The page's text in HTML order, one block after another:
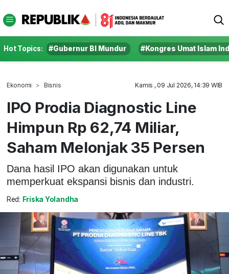
Hot Topics: #Gubernur BI Mundur #Kongres Umat Islam
Ekonomi Bisnis Kamis , 09 Jul 2026, 14:39 WIB
IPO Prodia Diagnostic Line
Himpun Rp 62,74 Miliar,
Saham Melonjak 35 Persen
Dana hasil IPO akan digunakan untuk
memperkuat ekspansi bisnis dan industri.
Red: Friska Yolandha